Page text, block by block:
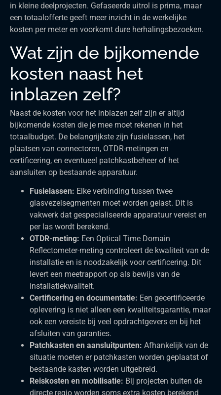
in kleine deelprojecten. Gefaseerde uitrol is prima, maar
een totaalofferte geeft meer inzicht in de werkelijke
kosten per meter en voorkomt dure herhalingsbezoeken.
Wat zijn de bijkomende
kosten naast het
inblazen zelf?
Naast de kosten voor het inblazen zelf zijn er altijd
bijkomende kosten die je mee moet rekenen in het
totaalbudget. De belangrijkste zijn fusielassen, het
plaatsen van connectoren, OTDR-metingen en
certificering, en eventueel patchkastbeheer of het
aansluiten op bestaande apparatuur.
Fusielassen: Elke verbinding tussen twee
glasvezelsegmenten moet worden gelast. Dit is
vakwerk dat gespecialiseerde apparatuur vereist en
per las wordt berekend.
OTDR-meting: Een Optical Time Domain
Reflectometer-meting controleert de kwaliteit van de
installatie en is noodzakelijk voor certificering. Dit
levert een meetrapport op als bewijs van de
installatiekwaliteit.
Certificering en documentatie: Een gecertificeerde
oplevering is niet alleen een kwaliteitsgarantie, maar
ook een vereiste bij veel opdrachtgevers en bij het
afsluiten van garanties.
Patchkasten en aansluitpunten: Afhankelijk van de
situatie moeten er patchkasten worden geplaatst of
bestaande kasten worden uitgebreid.
Reiskosten en mobilisatie: Bij projecten buiten de
directe regio worden soms extra kosten berekend